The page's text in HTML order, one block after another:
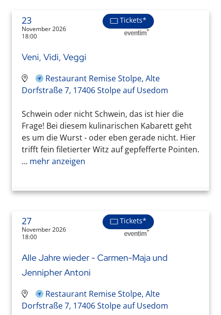
23
November 2026
18:00
Tickets*
Veni, Vidi, Veggi
Restaurant Remise Stolpe, Alte
Dorfstraße 7, 17406 Stolpe auf Usedom
Schwein oder nicht Schwein, das ist hier die
Frage! Bei diesem kulinarischen Kabarett geht
es um die Wurst - oder eben gerade nicht. Hier
trifft fein filetierter Witz auf gepfefferte Pointen.
... mehr anzeigen
27
November 2026
18:00
Tickets*
Alle Jahre wieder - Carmen-Maja und
Jennipher Antoni
Restaurant Remise Stolpe, Alte
Dorfstraße 7, 17406 Stolpe auf Usedom